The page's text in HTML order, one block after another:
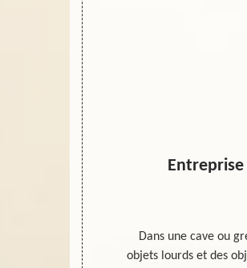
Dans une cave ou
objets lourds et des